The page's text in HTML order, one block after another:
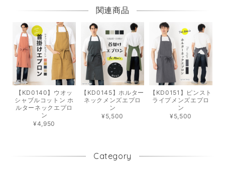
関連商品
【KD0140】ウオッ
シャブルコットン ホ
ルターネックエプロ
ン
¥4,950
【KD0145】ホルター
ネックメンズエプロ
ン
¥5,500
【KD0151】ピンスト
ライプメンズエプロ
ン
¥5,500
Category